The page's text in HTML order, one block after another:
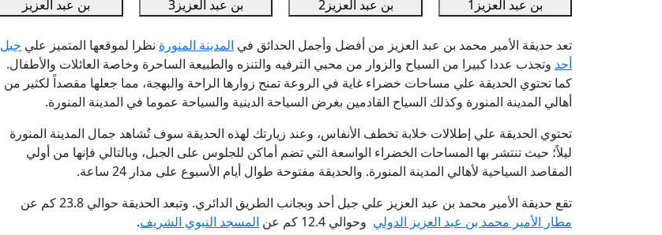
تعد حديقة الأمير محمد بن عبد العزيز من أفضل وأجمل الحدائق في المدينة المنورة نظرا لموقعها المتميز علي جبل
أحد وتجذب عددا كبيرا من السياح والزوار من محبي الترفيه والتنزه والطبيعة الساحرة وخاصة العائلات والأطفال.
كما تحتوي الحديقة علي مساحات خضراء غاية في الروعة تمنح زوارها الراحة والبهجة، مما جعلها مقصداً لكثير من
أهالي المدينة المنورة وكذلك السياح القادمين بغرض السياحة الدينية والسياحة عموما في المدينة المنورة.
تحتوي الحديقة علي إطلالات خلابة تخطف الأنفاس، وعند زيارتك لهذه الحديقة سوف تُشاهد جمال المدينة المنورة
ليلاً؛ حيث تنتشر بها المساحات الخضراء الواسعة التي تضم أماكن للجلوس على الجبل، وبالتالي فإنها من أولي
المقاصد السياحية لأهالي المدينة المنورة. والحديقة مفتوحة طوال أيام الأسبوع على مدار 24 ساعة.
تقع حديقة الأمير محمد بن عبد العزيز علي جبل أحد وبجانب الطريق الدائري. وتبعد الحديقة حوالي 23.8 كم عن
مطار الأمير محمد بن عبد العزيز الدولي وحوالي 12.4 كم عن المسجد النبوي الشريف.